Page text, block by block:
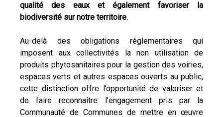
qualité des eaux et également favoriser la
biodiversité sur notre territoire.
Au-delà des obligations réglementaires qui
imposent aux collectivités la non utilisation de
produits phytosanitaires pour la gestion des voiries,
espaces verts et autres espaces ouverts au public,
cette distinction offre l’opportunité de valoriser et
de faire reconnaître l’engagement pris par la
Communauté de Communes de mettre en œuvre